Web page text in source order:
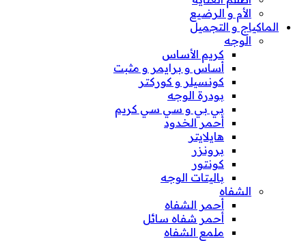
الأم و الرضيع
الماكياج و التجميل
الوجه
كريم الأساس
أساس و برايمر و مثبت
كونسيلر و كوركتر
بودرة الوجه
بي بي و سي سي كريم
أحمر الخدود
هايلايتر
برونزر
كونتور
باليتات الوجه
الشفاه
أحمر الشفاه
أحمر شفاه سائل
ملمع الشفاه